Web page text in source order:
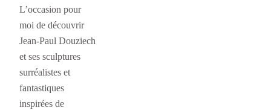
L’occasion pour
moi de découvrir
Jean-Paul Douziech
et ses sculptures
surréalistes et
fantastiques
inspirées de